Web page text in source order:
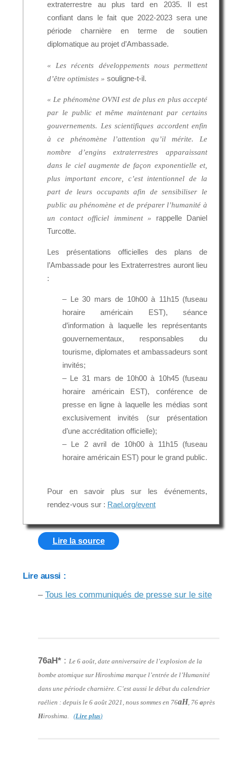
extraterrestre au plus tard en 2035. Il est
confiant dans le fait que 2022-2023 sera une
période charnière en terme de soutien
diplomatique au projet d’Ambassade.
« Les récents développements nous permettent
d’être optimistes » souligne-t-il.
« Le phénomène OVNI est de plus en plus accepté
par le public et même maintenant par certains
gouvernements. Les scientifiques accordent enfin
à ce phénomène l’attention qu’il mérite. Le
nombre d’engins extraterrestres apparaissant
dans le ciel augmente de façon exponentielle et,
plus important encore, c’est intentionnel de la
part de leurs occupants afin de sensibiliser le
public au phénomène et de préparer l’humanité à
un contact officiel imminent » rappelle Daniel
Turcotte.
Les présentations officielles des plans de
l’Ambassade pour les Extraterrestres auront lieu
:
– Le 30 mars de 10h00 à 11h15 (fuseau
horaire américain EST), séance
d’information à laquelle les représentants
gouvernementaux, responsables du
tourisme, diplomates et ambassadeurs sont
invités;
– Le 31 mars de 10h00 à 10h45 (fuseau
horaire américain EST), conférence de
presse en ligne à laquelle les médias sont
exclusivement invités (sur présentation
d’une accréditation officielle);
– Le 2 avril de 10h00 à 11h15 (fuseau
horaire américain EST) pour le grand public.
Pour en savoir plus sur les événements,
rendez-vous sur : Rael.org/event
Lire la source
Lire aussi :
– Tous les communiqués de presse sur le site
76aH* : Le 6 août, date anniversaire de l’explosion de la
bombe atomique sur Hiroshima marque l’entrée de l’Humanité
dans une période charnière. C’est aussi le début du calendrier
raélien : depuis le 6 août 2021, nous sommes en 76aH , 76 après
Hiroshima. (Lire plus)